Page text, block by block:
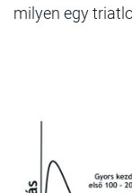
milyen egy